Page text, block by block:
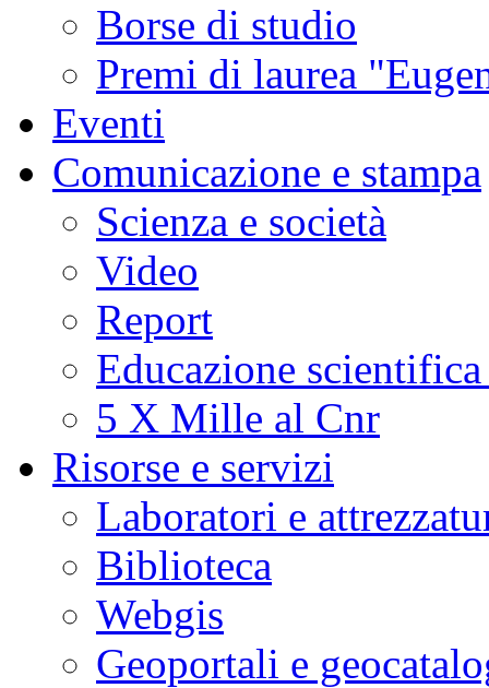
Borse di studio
Premi di laurea
Eventi
Comunicazione e stampa
Scienza e società
Video
Report
Educazione
5 X Mille al Cnr
Risorse e servizi
Laboratori e
Biblioteca
Webgis
Geoportali e